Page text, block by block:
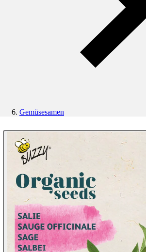
Gemüsesamen